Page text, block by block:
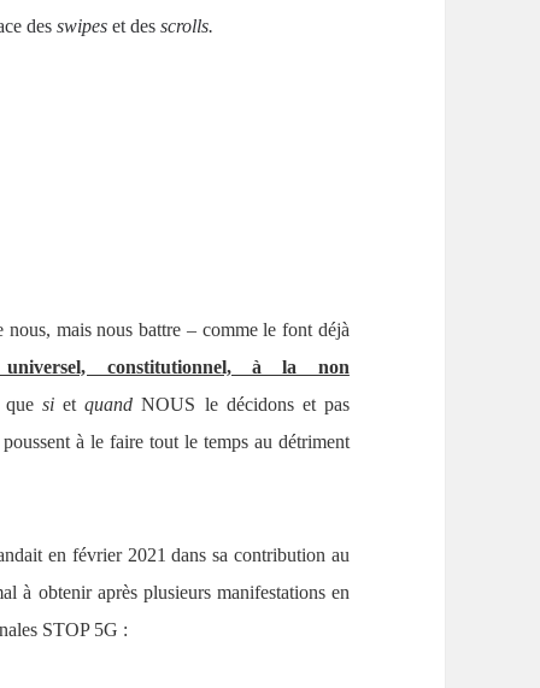
desswipes et desscrolls.
mais nous battre – comme le font déjà
constitutionnel, à la non
quesietquand NOUS le décidons et pas
à le faire tout le temps au détriment
en février 2021 dans sa contribution au
à obtenir après plusieurs manifestations en
STOP 5G :